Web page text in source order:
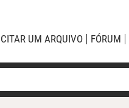
UM ARQUIVO FÓRUM